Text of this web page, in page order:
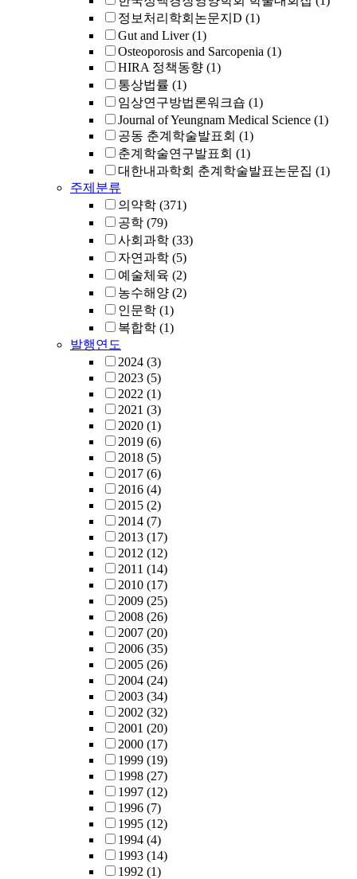
정보처리학회논문지D (1)
Gut and Liver (1)
Osteoporosis and Sarcopenia (1)
HIRA 정책동향 (1)
통상법률 (1)
임상연구방법론워크숍 (1)
Journal of Yeungnam Medical Science (1)
공동 춘계학술발표회 (1)
춘계학술연구발표회 (1)
대한내과학회 춘계학술발표논문집 (1)
주제분류
의약학 (371)
공학 (79)
사회과학 (33)
자연과학 (5)
예술체육 (2)
농수해양 (2)
인문학 (1)
복합학 (1)
발행연도
2024 (3)
2023 (5)
2022 (1)
2021 (3)
2020 (1)
2019 (6)
2018 (5)
2017 (6)
2016 (4)
2015 (2)
2014 (7)
2013 (17)
2012 (12)
2011 (14)
2010 (17)
2009 (25)
2008 (26)
2007 (20)
2006 (35)
2005 (26)
2004 (24)
2003 (34)
2002 (32)
2001 (20)
2000 (17)
1999 (19)
1998 (27)
1997 (12)
1996 (7)
1995 (12)
1994 (4)
1993 (14)
1992 (1)